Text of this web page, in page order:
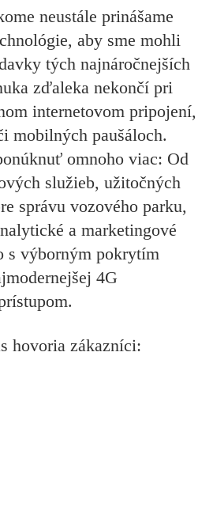
neustále prinášame
aby sme mohli
tých najnáročnejších
zďaleka nekončí pri
internetovom pripojení,
mobilných paušáloch.
omnoho viac: Od
služieb, užitočných
správu vozového parku,
a marketingové
s výborným pokrytím
4G
hovoria zákazníci: